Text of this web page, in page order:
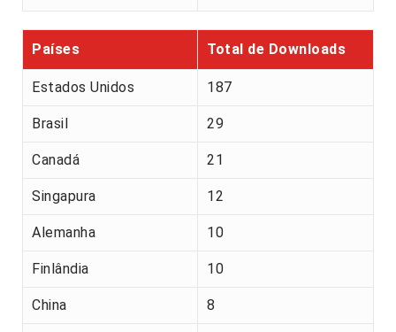
Países Total de Downloads
Estados Unidos 187
Brasil 29
Canadá 21
Singapura 12
Alemanha 10
Finlândia 10
China 8